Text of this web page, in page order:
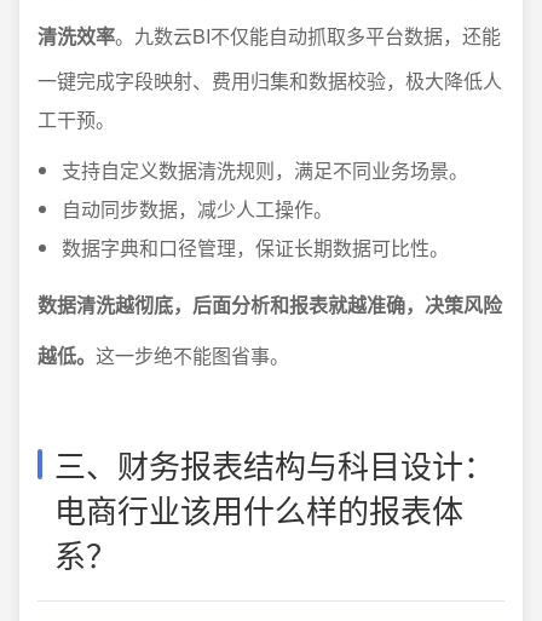
清洗效率。九数云BI不仅能自动抓取多平台数据，还能
一键完成字段映射、费用归集和数据校验，极大降低人
工干预。
支持自定义数据清洗规则，满足不同业务场景。
自动同步数据，减少人工操作。
数据字典和口径管理，保证长期数据可比性。
数据清洗越彻底，后面分析和报表就越准确，决策风险
越低。 这一步绝不能图省事。
三、财务报表结构与科目设计：
电商行业该用什么样的报表体
系？